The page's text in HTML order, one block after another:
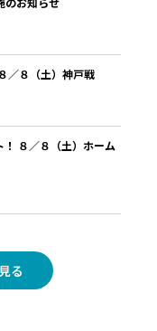
／８（土）神戸戦
！ ８／８（土）ホーム
る